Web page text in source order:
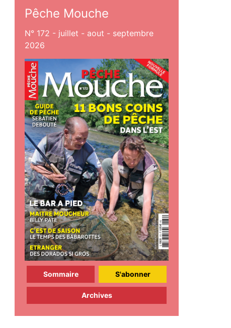
Pêche Mouche
N° 172 - juillet - aout - septembre
2026
Sommaire S'abonner
Archives